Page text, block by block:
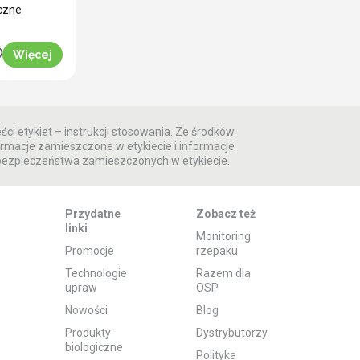
Więcej
etykiet – instrukcji stosowania. Ze środków
zamieszczone w etykiecie i informacje
zamieszczonych w etykiecie.
Przydatne
linki
Promocje
Technologie
upraw
Nowości
Produkty
biologiczne
Zobacz też
Monitoring
rzepaku
Razem dla
OSP
Blog
Dystrybutorzy
Polityka